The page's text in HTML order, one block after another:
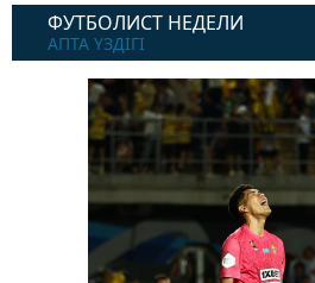
ФУТБОЛИСТ НЕДЕЛИ
АПТА ҮЗДІГІ